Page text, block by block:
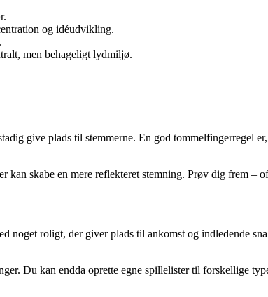
og idéudvikling.
men behageligt lydmiljø.
give plads til stemmerne. En god tommelfingerregel
skabe en mere reflekteret stemning. Prøv dig frem –
roligt, der giver plads til ankomst og indledende
Du kan endda oprette egne spillelister til forskellige